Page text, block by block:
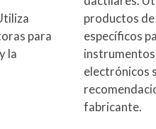
para
la
productos
específicos
instrumentos
electrónicos
fabricante.